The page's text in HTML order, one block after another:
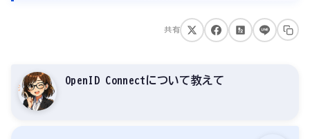
共有
OpenID Connectについて教えて